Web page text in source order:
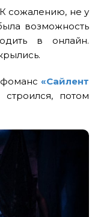
сожалению, не у
возможность
в онлайн.
«Сайлент
потом